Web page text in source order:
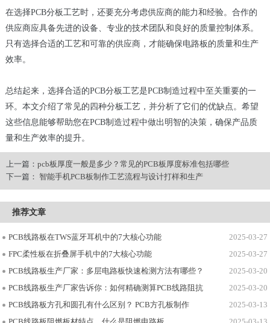
在选择PCB分板工艺时，还要充分考虑供应商的能力和经验。合作的
供应商应具备先进的设备、专业的技术团队和良好的质量控制体系。
只有选择合适的工艺和可靠的供应商，才能确保电路板的质量和生产
效率。
总结起来，选择合适的PCB分板工艺是PCB制造过程中至关重要的一
环。本文介绍了常见的四种分板工艺，并分析了它们的优缺点。希望
这些信息能够帮助您在PCB制造过程中做出明智的决策，确保产品质
量和生产效率的提升。
上一篇： pcb板厚度一般是多少？常见的PCB板厚度标准包括哪些
下一篇： 智能手机PCB板制作工艺流程与设计打样和生产
推荐文章
2025-03-27
PCB线路板在TWS蓝牙耳机中的7大核心功能
2025-03-27
FPC柔性板在折叠屏手机中的7大核心功能
2025-03-20
PCB线路板生产厂家：多层电路板快速检测方法有哪些？
2025-03-20
PCB线路板生产厂家告诉你：如何精确测算PCB线路阻抗
2025-03-13
PCB线路板方孔和圆孔有什么区别？ PCB方孔板制作